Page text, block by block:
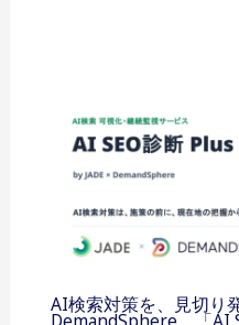
AI検索対策を、見切り